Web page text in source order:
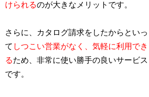
けられるのが大きなメリットです。
さらに、カタログ請求をしたからといっ
て しつこい営業がなく、気軽に利用でき
るため、非常に使い勝手の良いサービス
です。